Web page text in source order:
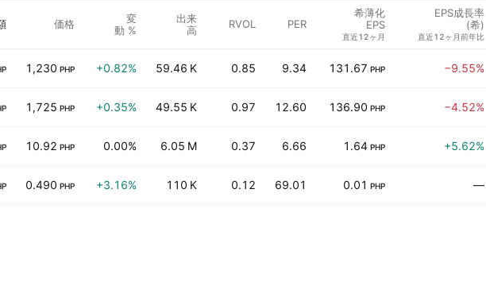
価格
変
動 %
出来
高
RVOL PER
希薄化
EPS
直近12ヶ月
EPS成長率
(希)
直近12ヶ月前年比
1,230 PHP +0.82% 59.46 K 0.85 9.34 131.67 PHP −9.55%
1,725 PHP +0.35% 49.55 K 0.97 12.60 136.90 PHP −4.52%
10.92 PHP 0.00% 6.05 M 0.37 6.66 1.64 PHP +5.62%
0.490 PHP +3.16% 110 K 0.12 69.01 0.01 PHP —